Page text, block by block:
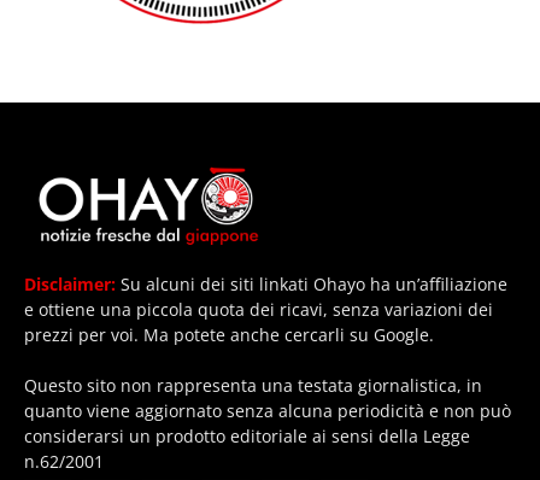
Disclaimer: Su alcuni dei siti linkati Ohayo ha un’affiliazione
e ottiene una piccola quota dei ricavi, senza variazioni dei
prezzi per voi. Ma potete anche cercarli su Google.
Questo sito non rappresenta una testata giornalistica, in
quanto viene aggiornato senza alcuna periodicità e non può
considerarsi un prodotto editoriale ai sensi della Legge
n.62/2001